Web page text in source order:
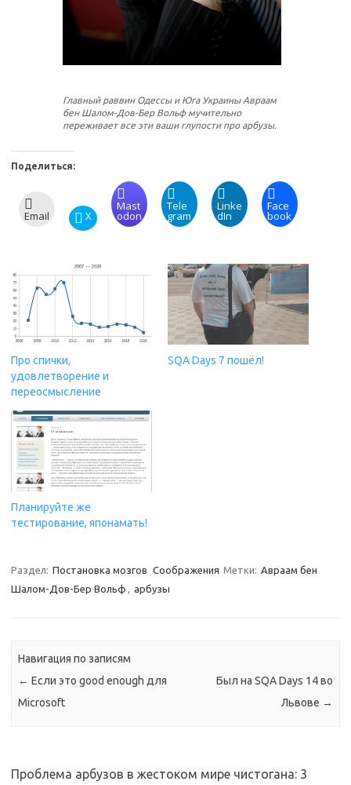
Главный раввин Одессы и Юга Украины Авраам
бен Шалом-Дов-Бер Вольф мучительно
переживает все эти ваши глупости про арбузы.
Поделиться:
Email X
Mast
odon
Tele
gram
Linke
dIn
Face
book
Про спички,
удовлетворение и
переосмысление
SQA Days 7 пошёл!
Планируйте же
тестирование, японамать!
Раздел: Постановка мозгов Соображения Метки: Авраам бен
Шалом-Дов-Бер Вольф , арбузы
Навигация по записям
← Если это good enough для
Microsoft
Был на SQA Days 14 во
Львове →
Проблема арбузов в жестоком мире чистогана: 3